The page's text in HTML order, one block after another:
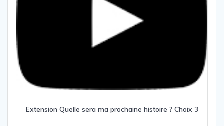
Extension Quelle sera ma prochaine histoire ? Choix 3